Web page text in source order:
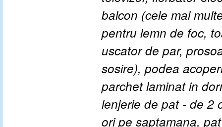
balcon (cele mai
pentru lemn de foc,
uscator de par,
sosire), podea
parchet laminat in
lenjerie de pat - de 2
ori pe saptamana,